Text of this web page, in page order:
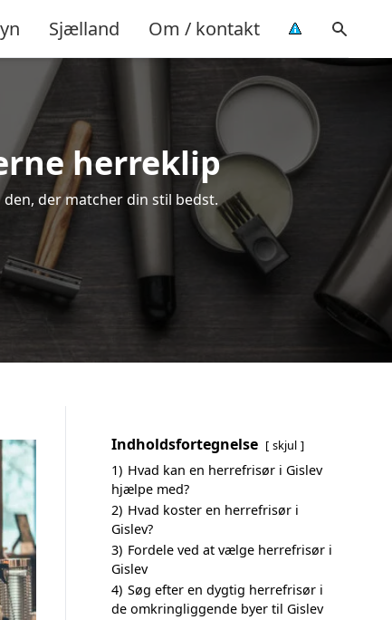
Sjælland Om / kontakt
herreklip
der matcher din stil bedst.
Indholdsfortegnelse skjul
1) Hvad kan en herrefrisør i Gislev
hjælpe med?
2) Hvad koster en herrefrisør i
Gislev?
3) Fordele ved at vælge herrefrisør i
Gislev
4) Søg efter en dygtig herrefrisør i
de omkringliggende byer til Gislev